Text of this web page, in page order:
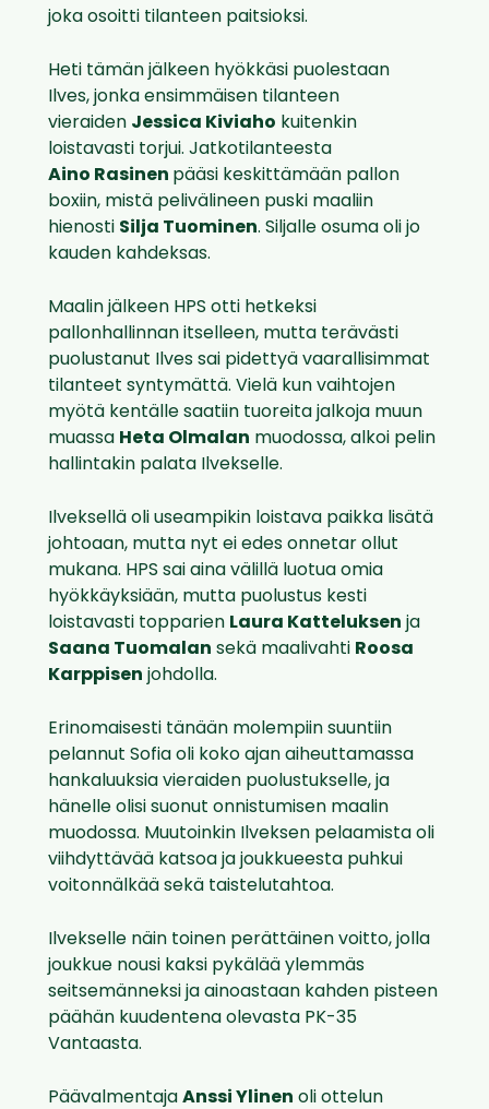
joka osoitti tilanteen paitsioksi.
Heti tämän jälkeen hyökkäsi puolestaan
Ilves, jonka ensimmäisen tilanteen
vieraiden Jessica Kiviaho kuitenkin
loistavasti torjui. Jatkotilanteesta
Aino Rasinen pääsi keskittämään pallon
boxiin, mistä pelivälineen puski maaliin
hienosti Silja Tuominen. Siljalle osuma oli jo
kauden kahdeksas.
Maalin jälkeen HPS otti hetkeksi
pallonhallinnan itselleen, mutta terävästi
puolustanut Ilves sai pidettyä vaarallisimmat
tilanteet syntymättä. Vielä kun vaihtojen
myötä kentälle saatiin tuoreita jalkoja muun
muassa Heta Olmalan muodossa, alkoi pelin
hallintakin palata Ilvekselle.
Ilveksellä oli useampikin loistava paikka lisätä
johtoaan, mutta nyt ei edes onnetar ollut
mukana. HPS sai aina välillä luotua omia
hyökkäyksiään, mutta puolustus kesti
loistavasti topparien Laura Katteluksen ja
Saana Tuomalan sekä maalivahti Roosa
Karppisen johdolla.
Erinomaisesti tänään molempiin suuntiin
pelannut Sofia oli koko ajan aiheuttamassa
hankaluuksia vieraiden puolustukselle, ja
hänelle olisi suonut onnistumisen maalin
muodossa. Muutoinkin Ilveksen pelaamista oli
viihdyttävää katsoa ja joukkueesta puhkui
voitonnälkää sekä taistelutahtoa.
Ilvekselle näin toinen perättäinen voitto, jolla
joukkue nousi kaksi pykälää ylemmäs
seitsemänneksi ja ainoastaan kahden pisteen
päähän kuudentena olevasta PK-35
Vantaasta.
Päävalmentaja Anssi Ylinen oli ottelun